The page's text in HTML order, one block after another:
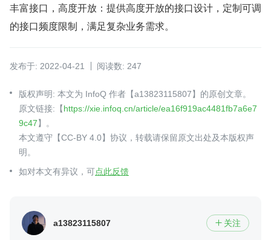
丰富接口，高度开放：提供高度开放的接口设计，定制可调
的接口频度限制，满足复杂业务需求。
发布于: 2022-04-21 阅读数: 247
版权声明: 本文为 InfoQ 作者【a13823115807】的原创文章。
原文链接:【https://xie.infoq.cn/article/ea16f919ac4481fb7a6e7
9c47】。
本文遵守【CC-BY 4.0】协议，转载请保留原文出处及本版权声
明。
如对本文有异议，可点此反馈
a13823115807  关注